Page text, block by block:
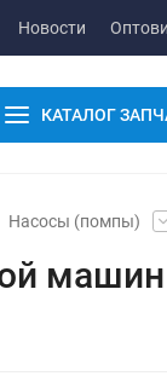
Новости
КАТАЛОГ
Насосы (помпы)